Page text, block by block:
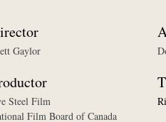
Gaylor
Steel Film
Film Board of Canada